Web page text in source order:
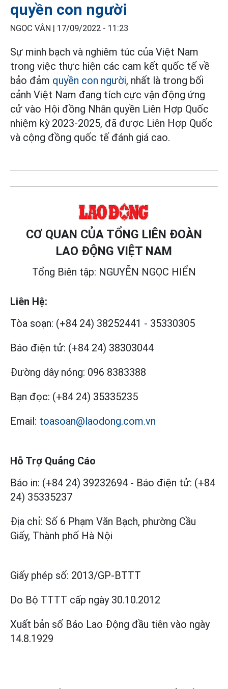
quyền con người
NGỌC VÂN | 17/09/2022 - 11:23
Sự minh bạch và nghiêm túc của Việt Nam
trong việc thực hiện các cam kết quốc tế về
bảo đảm quyền con người, nhất là trong bối
cảnh Việt Nam đang tích cực vận động ứng
cử vào Hội đồng Nhân quyền Liên Hợp Quốc
nhiệm kỳ 2023-2025, đã được Liên Hợp Quốc
và cộng đồng quốc tế đánh giá cao.
CƠ QUAN CỦA TỔNG LIÊN ĐOÀN
LAO ĐỘNG VIỆT NAM
Tổng Biên tập: NGUYỄN NGỌC HIỂN
Liên Hệ:
Tòa soạn: (+84 24) 38252441 - 35330305
Báo điện tử: (+84 24) 38303044
Đường dây nóng: 096 8383388
Bạn đọc: (+84 24) 35335235
Email: toasoan@laodong.com.vn
Hỗ Trợ Quảng Cáo
Báo in: (+84 24) 39232694 - Báo điện tử: (+84
24) 35335237
Địa chỉ: Số 6 Phạm Văn Bạch, phường Cầu
Giấy, Thành phố Hà Nội
Giấy phép số: 2013/GP-BTTT
Do Bộ TTTT cấp ngày 30.10.2012
Xuất bản số Báo Lao Động đầu tiên vào ngày
14.8.1929